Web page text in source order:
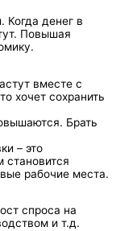
Когда денег в
Повышая
вместе с
хочет сохранить
Брать
– это
становится
рабочие места.
спроса на
и т.д.